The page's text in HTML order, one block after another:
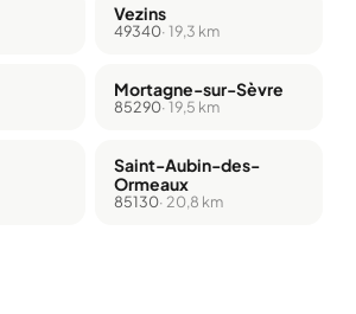
Vezins
49340· 19,3 km
Mortagne-sur-Sèvre
85290· 19,5 km
Saint-Aubin-des-
Ormeaux
85130· 20,8 km